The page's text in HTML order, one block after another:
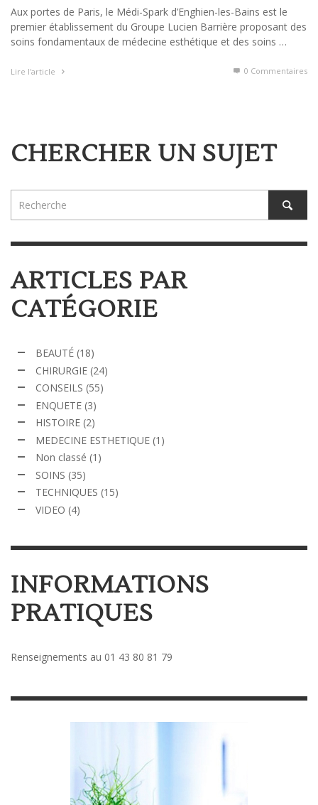
Aux portes de Paris, le Médi-Spark d’Enghien-les-Bains est le
premier établissement du Groupe Lucien Barrière proposant des
soins fondamentaux de médecine esthétique et des soins …
Lire l'article 0 Commentaires
CHERCHER UN SUJET
ARTICLES PAR
CATÉGORIE
BEAUTÉ (18)
CHIRURGIE (24)
CONSEILS (55)
ENQUETE (3)
HISTOIRE (2)
MEDECINE ESTHETIQUE (1)
Non classé (1)
SOINS (35)
TECHNIQUES (15)
VIDEO (4)
INFORMATIONS
PRATIQUES
Renseignements au 01 43 80 81 79